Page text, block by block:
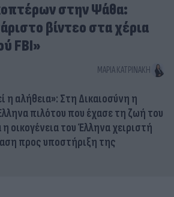
στην Ψάθα:
βίντεο στα χέρια
FBI»
ΜΑΡΊΑ ΚΑΤΡΙΝΆΚΗ
η αλήθεια»: Στη Δικαιοσύνη η
πιλότου που έχασε τη ζωή του
οικογένεια του Έλληνα χειριστή
προς υποστήριξη της